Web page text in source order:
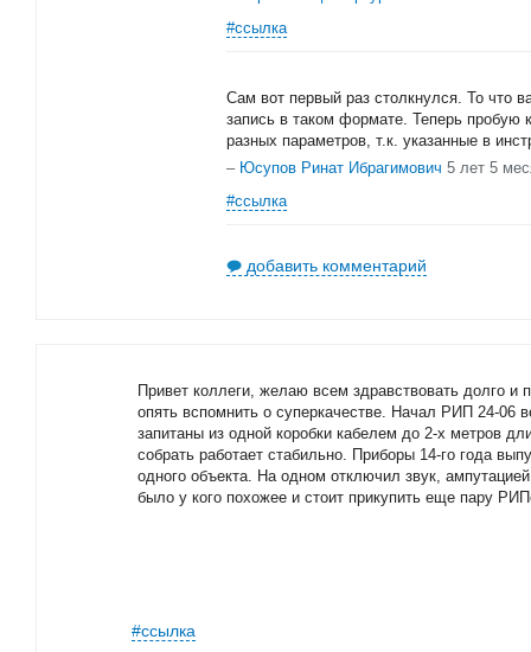
#ссылка
Сам вот первый раз столкнулся. То что
запись в таком формате. Теперь пробую
разных параметров, т.к. указанные в
– Юсупов Ринат Ибрагимович 5 лет 5
#ссылка
добавить комментарий
Привет коллеги, желаю всем здравствовать долго и
опять вспомнить о суперкачестве. Начал РИП 24-06
запитаны из одной коробки кабелем до 2-х метров
собрать работает стабильно. Приборы 14-го года
одного объекта. На одном отключил звук,
было у кого похожее и стоит прикупить еще пару
#ссылка